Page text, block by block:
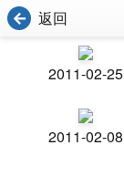
返回
2011-02-25
2011-02-08